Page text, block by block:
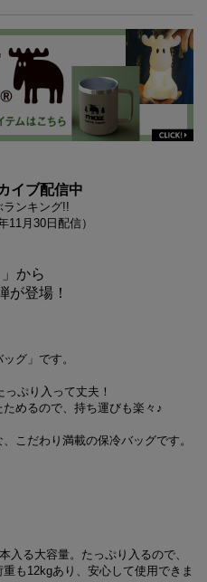
イブ配信中
ランキング!!
11月30日配信）
から
が登場！
グ」です。
ぷり入って丈夫！
めるので、持ち運びも楽々♪
こだわり満載の保冷バッグです。
入る大容量。たっぷり入るので、
も12kgあり、安心して使用できま